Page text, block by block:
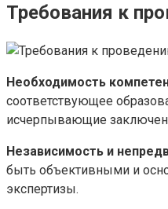
Требования к
Необходимость
соответствующее
исчерпывающие
Независимость и
быть объективными и
экспертизы.